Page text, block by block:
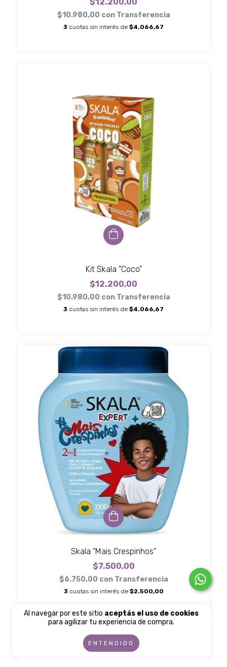
Al navegar por este sitio aceptás el uso de cookies
para agilizar tu experiencia de compra.
ENTENDIDO
$12.200,00
$10.980,00 con Transferencia
3 cuotas sin interés de $4.066,67
Kit Skala "Coco"
$12.200,00
$10.980,00 con Transferencia
3 cuotas sin interés de $4.066,67
Skala "Mais Crespinhos"
$7.500,00
$6.750,00 con Transferencia
3 cuotas sin interés de $2.500,00